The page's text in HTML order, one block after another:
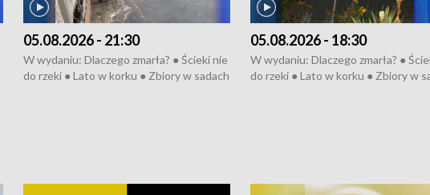
05.08.2026 - 21:30
W wydaniu: Dlaczego zmarła? ● Ścieki nie
do rzeki ● Lato w korku ● Zbiory w sadach
05.08.2026 - 18:30
W wydaniu: Dlaczego zmarła? ●
do rzeki ● Lato w korku ● Zbiory w